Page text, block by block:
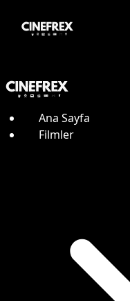
Ana Sayfa
Filmler